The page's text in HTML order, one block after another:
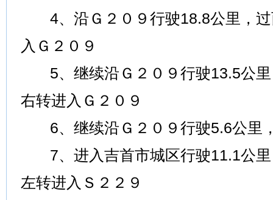
4、沿Ｇ２０９行驶18.8公里，
入Ｇ２０９
5、继续沿Ｇ２０９行驶13.5公
右转进入Ｇ２０９
6、继续沿Ｇ２０９行驶5.6公里
7、进入吉首市城区行驶11.1公
左转进入Ｓ２２９